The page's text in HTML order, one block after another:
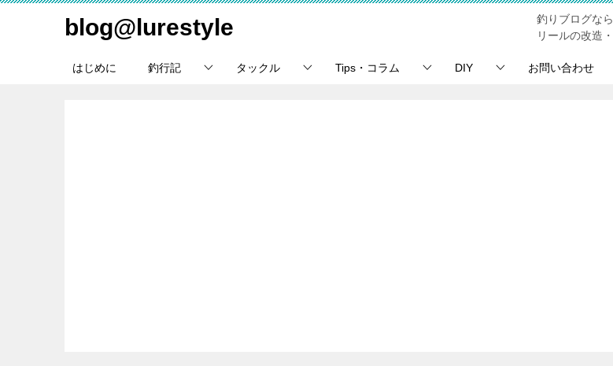
blog@lurestyle
釣りブログな
リールの改造
はじめに 釣行記 タックル Tips・コラム DIY お問い合わせ